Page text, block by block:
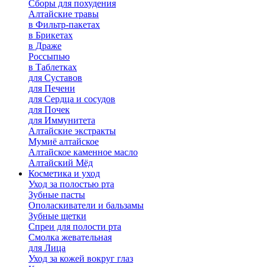
Сборы для похудения
Алтайские травы
в Фильтр-пакетах
в Брикетах
в Драже
Россыпью
в Таблетках
для Cуставов
для Печени
для Сердца и сосудов
для Почек
для Иммунитета
Алтайские экстракты
Мумиё алтайское
Алтайское каменное масло
Алтайский Мёд
Косметика и уход
Уход за полостью рта
Зубные пасты
Ополаскиватели и бальзамы
Зубные щетки
Спреи для полости рта
Смолка жевательная
для Лица
Уход за кожей вокруг глаз